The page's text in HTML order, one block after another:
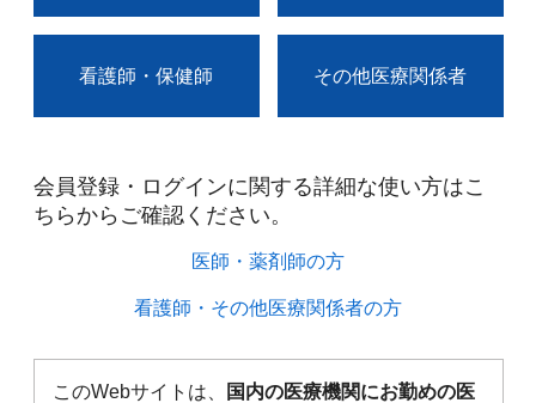
看護師・保健師 その他医療関係者
会員登録・ログインに関する詳細な使い方はこ
ちらからご確認ください。​
医師・薬剤師の方​
看護師・その他医療関係者の方​
このWebサイトは、
国内の医療機関にお勤めの医